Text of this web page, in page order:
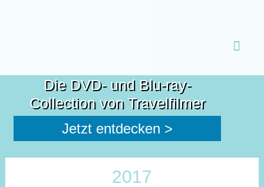
Inhalt
Die DVD- und Blu-ray-
Collection von Travelfilmer
Jetzt entdecken >
2017